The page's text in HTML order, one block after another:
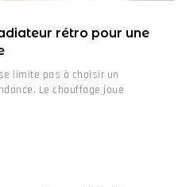
rétro pour une
limite pas à choisir un
Le chauffage joue